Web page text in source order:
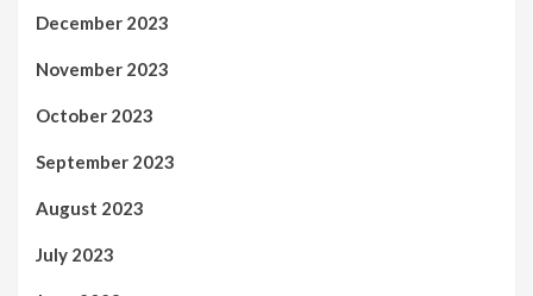
December 2023
November 2023
October 2023
September 2023
August 2023
July 2023